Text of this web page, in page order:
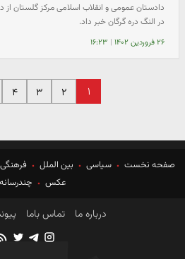
دادستان عمومی و انقلاب اسلامی مرکز گلستان از
در النگ دره گرگان خبر داد.
۲۶ فروردین ۱۴۰۲ | ۱۶:۲۳
۱ ۲ ۳ ۴
صفحه نخست سیاسی بین الملل فرهنگی
عکس
درباره ما تماس باما